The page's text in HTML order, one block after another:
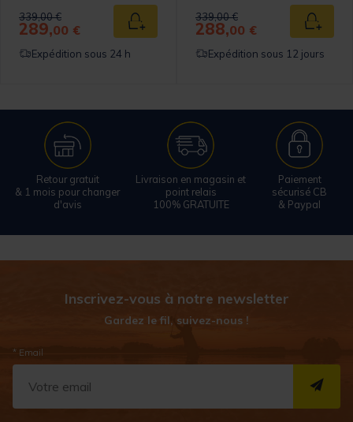
panier
Price reduced from
339,00 €to
289,00 € Ajouter au panier
Expédition sous 24 h
Price reduced from
339,00 €to
288,00 €
Expédition sous 12 jours
Retour gratuit
& 1 mois pour changer
d'avis
Livraison en magasin et
point relais
100% GRATUITE
Paiement
sécurisé CB
& Paypal
Inscrivez-vous à notre newsletter
Gardez le fil, suivez-nous !
* Email